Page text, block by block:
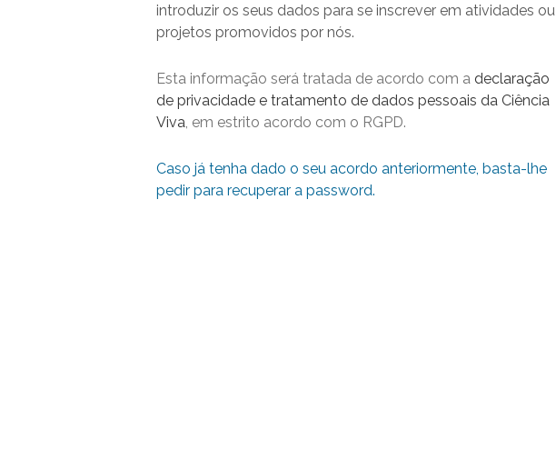
introduzir os seus dados para se inscrever em atividades ou
projetos promovidos por nós.
Esta informação será tratada de acordo com a declaração
de privacidade e tratamento de dados pessoais da Ciência
Viva, em estrito acordo com o RGPD.
Caso já tenha dado o seu acordo anteriormente, basta-lhe
pedir para recuperar a password.